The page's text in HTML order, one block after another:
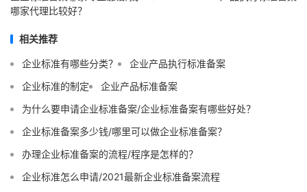
哪家代理比较好？
相关推荐
企业标准有哪些分类？
企业产品执行标准备案
企业标准的制定
企业产品标准备案
为什么要申请企业标准备案/企业标准备案有哪些好处？
企业标准备案多少钱/哪里可以做企业标准备案？
办理企业标准备案的流程/程序是怎样的？
企业标准怎么申请/2021最新企业标准备案流程